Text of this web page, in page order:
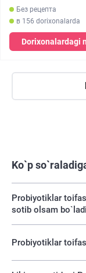
Без рецепта
в 156 dorixonalarda
Dorixonalardagi
Ko`p
Probiyotiklar
sotib olsam
Probiyotiklar